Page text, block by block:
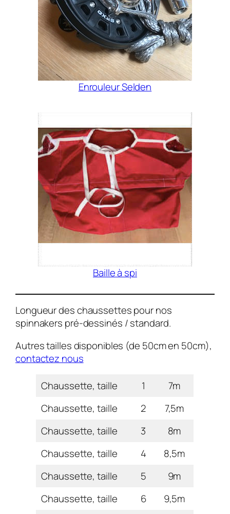
Enrouleur Selden
Baille à spi
Longueur des chaussettes pour nos
spinnakers pré-dessinés / standard.
Autres tailles disponibles (de 50cm en 50cm),
contactez nous
Chaussette, taille 1
7m
Chaussette, taille
2
7,5m
Chaussette, taille
3
8m
Chaussette, taille
4
8,5m
Chaussette, taille
5
9m
Chaussette, taille
6
9,5m